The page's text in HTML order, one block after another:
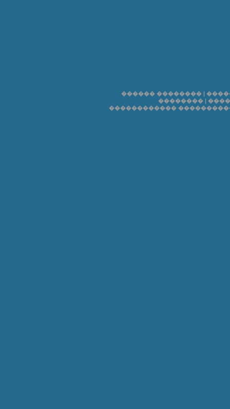
������ ��������|
�������� |
������������